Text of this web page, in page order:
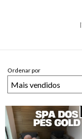
Ordenar por